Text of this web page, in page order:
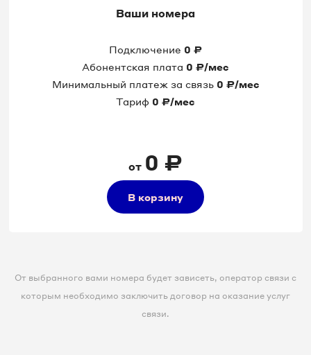
Ваши номера
Подключение 0 ₽
Абонентская плата 0 ₽/мес
Минимальный платеж за связь 0 ₽/мес
Тариф 0 ₽/мес
от 0 ₽
В корзину
От выбранного вами номера будет зависеть, оператор связи с
которым необходимо заключить договор на оказание услуг
связи.